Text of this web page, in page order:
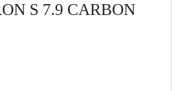
S 7.9 CARBON